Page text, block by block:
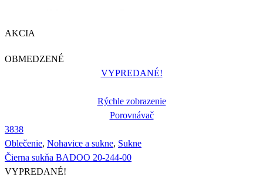
AKCIA
OBMEDZENÉ
VYPREDANÉ!
Rýchle zobrazenie
Porovnávač
3838
Oblečenie, Nohavice a sukne, Sukne
Čierna sukňa BADOO 20-244-00
VYPREDANÉ!